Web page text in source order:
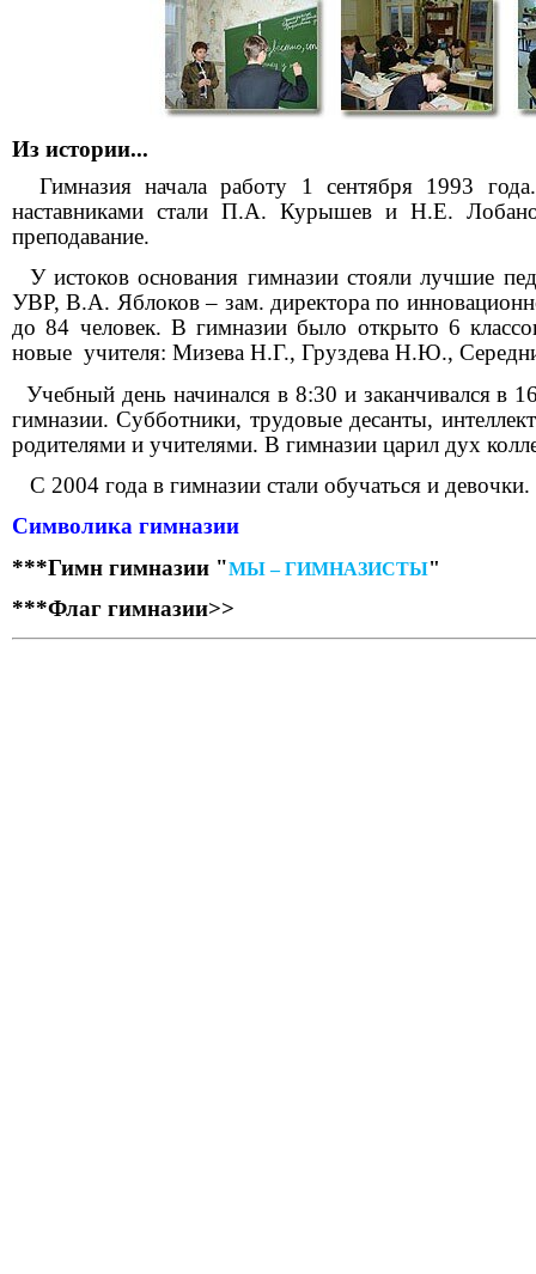
Из истории...
Гимназия начала работу 1 сентября 1993
наставниками стали П.А. Курышев и Н.Е.
преподавание.
У истоков основания гимназии стояли лучшие
УВР, В.А. Яблоков – зам. директора по
до 84 человек. В гимназии было открыто 6
новые учителя: Мизева Н.Г., Груздева Н.Ю.,
Учебный день начинался в 8:30 и заканчивался
гимназии. Субботники, трудовые десанты,
родителями и учителями. В гимназии царил дух
С 2004 года в гимназии стали обучаться и девочки.
Символика гимназии
***Гимн гимназии "МЫ – ГИМНАЗИСТЫ"
***Флаг гимназии>>